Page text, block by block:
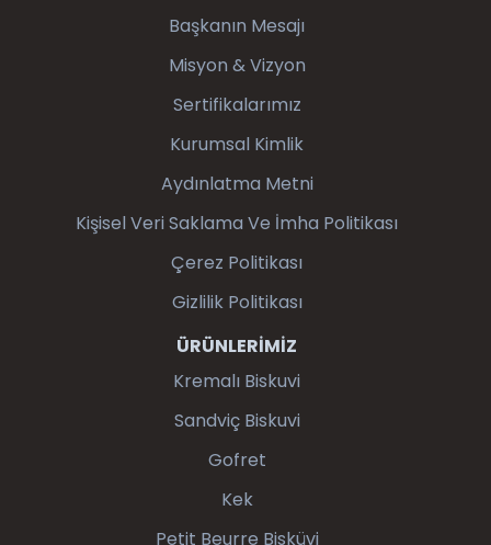
Başkanın Mesajı
Misyon & Vizyon
Sertifikalarımız
Kurumsal Kimlik
Aydınlatma Metni
Kişisel Veri Saklama Ve İmha Politikası
Çerez Politikası
Gizlilik Politikası
ÜRÜNLERİMİZ
Kremalı Biskuvi
Sandviç Biskuvi
Gofret
Kek
Petit Beurre Bisküvi